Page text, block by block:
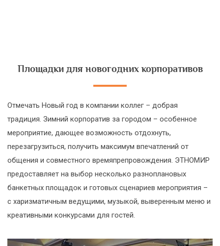
Площадки для новогодних корпоративов
Отмечать Новый год в компании коллег – добрая
традиция. Зимний корпоратив за городом – особенное
мероприятие, дающее возможность отдохнуть,
перезагрузиться, получить максимум впечатлений от
общения и совместного времяпрепровождения. ЭТНОМИР
предоставляет на выбор несколько разноплановых
банкетных площадок и готовых сценариев мероприятия –
с харизматичным ведущими, музыкой, выверенным меню и
креативными конкурсами для гостей.